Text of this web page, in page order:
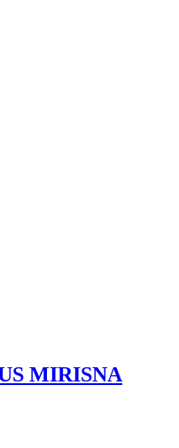
MIRISNA